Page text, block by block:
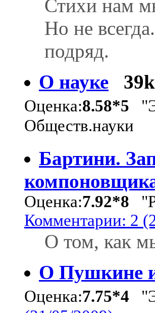
Стихи нам
Но не
подряд.
О науке
39k
Оценка:8.58*5
Обществ.науки
Бартини.
Оценка:7.92*8
Комментарии: 2
О том, как
О Пушкине
Оценка:7.75*4